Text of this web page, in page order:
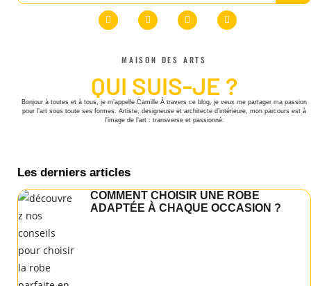
MAISON DES ARTS
QUI SUIS-JE ?
Bonjour à toutes et à tous, je m’appelle Camille À travers ce blog, je veux me partager ma passion
pour l’art sous toute ses formes. Artiste, designeuse et architecte d’intérieure, mon parcours est à
l’image de l’art : transverse et passionné.
Les derniers articles
COMMENT CHOISIR UNE ROBE
ADAPTÉE À CHAQUE OCCASION ?